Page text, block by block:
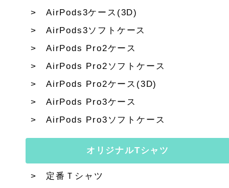
AirPods3ケース(3D)
AirPods3ソフトケース
AirPods Pro2ケース
AirPods Pro2ソフトケース
AirPods Pro2ケース(3D)
AirPods Pro3ケース
AirPods Pro3ソフトケース
オリジナルTシャツ
定番Ｔシャツ